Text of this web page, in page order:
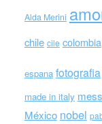
Alda Merini
chile cile colombia
espana fotografia
made in italy
México nobel